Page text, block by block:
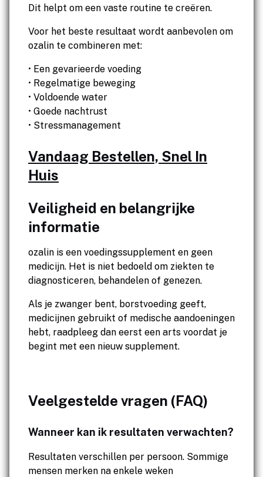
Dit helpt om een vaste routine te creëren.
Voor het beste resultaat wordt aanbevolen om
ozalin te combineren met:
• Een gevarieerde voeding
• Regelmatige beweging
• Voldoende water
• Goede nachtrust
• Stressmanagement
Vandaag Bestellen, Snel In
Huis
Veiligheid en belangrijke
informatie
ozalin is een voedingssupplement en geen
medicijn. Het is niet bedoeld om ziekten te
diagnosticeren, behandelen of genezen.
Als je zwanger bent, borstvoeding geeft,
medicijnen gebruikt of medische aandoeningen
hebt, raadpleeg dan eerst een arts voordat je
begint met een nieuw supplement.
Veelgestelde vragen (FAQ)
Wanneer kan ik resultaten verwachten?
Resultaten verschillen per persoon. Sommige
mensen merken na enkele weken